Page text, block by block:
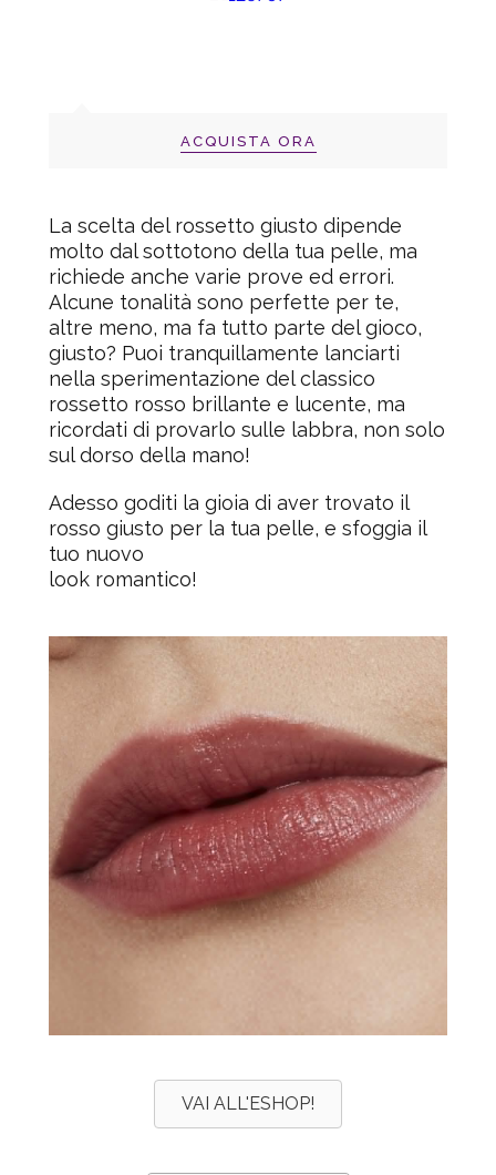
ACQUISTA ORA
La scelta del rossetto giusto dipende
molto dal sottotono della tua pelle, ma
richiede anche varie prove ed errori.
Alcune tonalità sono perfette per te,
altre meno, ma fa tutto parte del gioco,
giusto? Puoi tranquillamente lanciarti
nella sperimentazione del classico
rossetto rosso brillante e lucente, ma
ricordati di provarlo sulle labbra, non solo
sul dorso della mano!
Adesso goditi la gioia di aver trovato il
rosso giusto per la tua pelle, e sfoggia il
tuo nuovo
look romantico!
VAI ALL'ESHOP!